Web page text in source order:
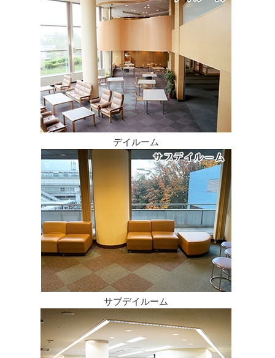
デイルーム
サブデイルーム